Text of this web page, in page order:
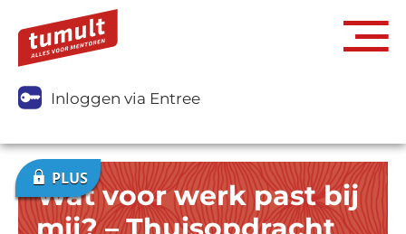
Inloggen via Entree
Wat voor werk past bij